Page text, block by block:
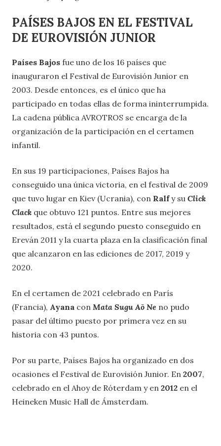
PAÍSES BAJOS EN EL FESTIVAL
DE EUROVISIÓN JUNIOR
Países Bajos fue uno de los 16 países que
inauguraron el Festival de Eurovisión Junior en
2003. Desde entonces, es el único que ha
participado en todas ellas de forma ininterrumpida.
La cadena pública ​​AVROTROS se encarga de la
organización de la participación en el certamen
infantil.
En sus 19 participaciones, Países Bajos ha
conseguido una única victoria, en el festival de 2009
que tuvo lugar en Kiev (Ucrania), con Ralfy su Click
Clack que obtuvo 121 puntos. Entre sus mejores
resultados, está el segundo puesto conseguido en
Ereván 2011 y la cuarta plaza en la clasificación final
que alcanzaron en las ediciones de 2017, 2019 y
2020.
En el certamen de 2021 celebrado en París
(Francia), Ayana con Mata Sugu Aō Ne no pudo
pasar del último puesto por primera vez en su
historia con 43 puntos.
Por su parte, Países Bajos ha organizado en dos
ocasiones el Festival de Eurovisión Junior. En 2007,
celebrado en el Ahoy de Róterdam y en 2012 en el
Heineken Music Hall de Ámsterdam.